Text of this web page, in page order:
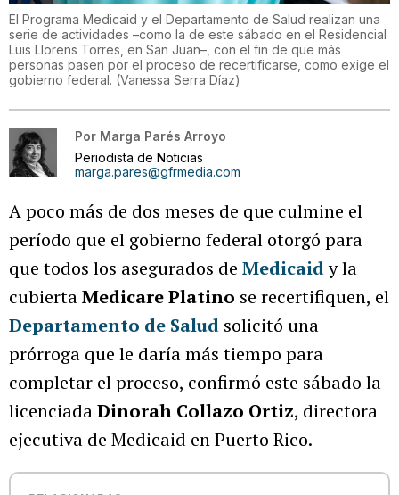
El Programa Medicaid y el Departamento de Salud realizan una
serie de actividades –como la de este sábado en el Residencial
Luis Llorens Torres, en San Juan–, con el fin de que más
personas pasen por el proceso de recertificarse, como exige el
gobierno federal. (Vanessa Serra Díaz)
Por Marga Parés Arroyo
Periodista de Noticias
marga.pares@gfrmedia.com
A poco más de dos meses de que culmine el
período que el gobierno federal otorgó para
que todos los asegurados de Medicaidy la
cubiertaMedicare Platino se recertifiquen, el
Departamento de Salud solicitó una
prórroga que le daría más tiempo para
completar el proceso, confirmó este sábado la
licenciadaDinorah Collazo Ortiz, directora
ejecutiva de Medicaid en Puerto Rico.